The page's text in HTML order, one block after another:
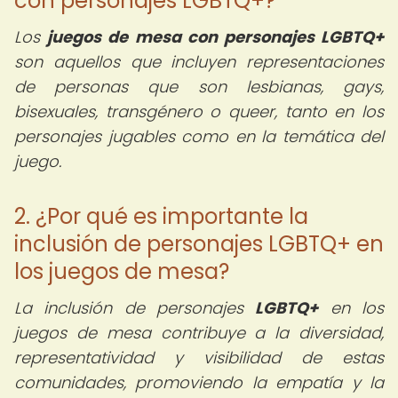
Los juegos de mesa con personajes LGBTQ+
son aquellos que incluyen representaciones
de personas que son lesbianas, gays,
bisexuales, transgénero o queer, tanto en los
personajes jugables como en la temática del
juego.
2. ¿Por qué es importante la
inclusión de personajes LGBTQ+ en
los juegos de mesa?
La inclusión de personajes LGBTQ+en los
juegos de mesa contribuye a la diversidad,
representatividad y visibilidad de estas
comunidades, promoviendo la empatía y la